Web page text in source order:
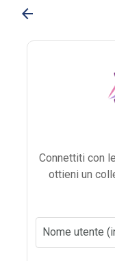
arrow_back
Connettiti con
ottieni un
Nome utente